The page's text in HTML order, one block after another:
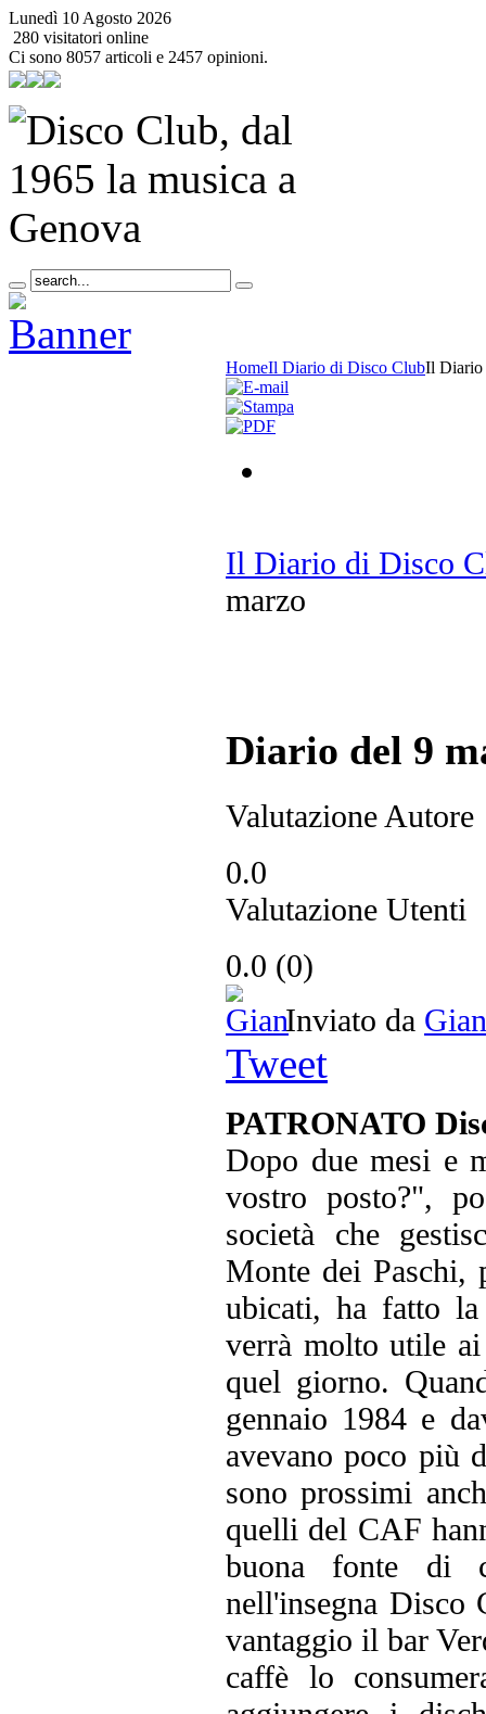
Lunedì 10 Agosto 2026
280 visitatori online
Ci sono 8057 articoli e 2457 opinioni.
HomeIl Diario di Disco ClubIl Diario
Il Diario di Disco
marzo
Diario del 9
Valutazione Autore
0.0
Valutazione Utenti
0.0 (0)
Inviato da Gian
Tweet
PATRONATO
Dopo due mesi e
vostro posto?",
società che
Monte dei Paschi,
ubicati, ha fatto la
verrà molto utile
quel giorno.
gennaio 1984 e
avevano poco più
sono prossimi
quelli del CAF
buona fonte di
nell'insegna Disco
vantaggio il bar
caffè lo